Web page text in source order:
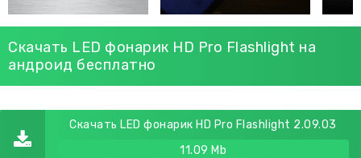
Скачать LED фонарик HD Pro Flashlight на
андроид бесплатно
Скачать LED фонарик HD Pro Flashlight 2.09.03
11.09 Mb